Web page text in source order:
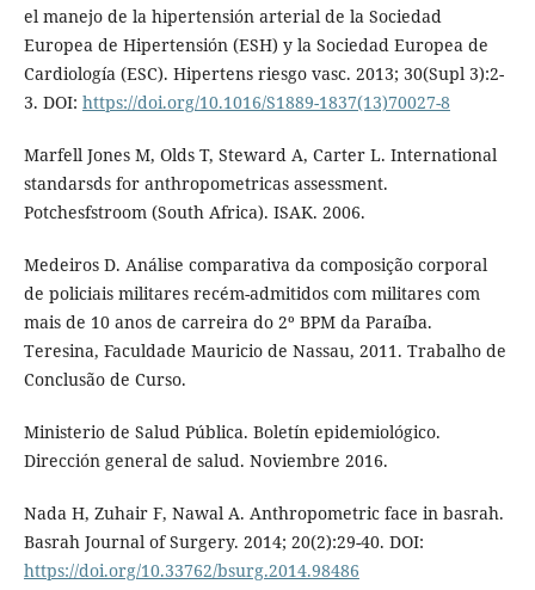
el manejo de la hipertensión arterial de la Sociedad
Europea de Hipertensión (ESH) y la Sociedad Europea de
Cardiología (ESC). Hipertens riesgo vasc. 2013; 30(Supl 3):2-
3. DOI: https://doi.org/10.1016/S1889-1837(13)70027-8
Marfell Jones M, Olds T, Steward A, Carter L. International
standarsds for anthropometricas assessment.
Potchesfstroom (South Africa). ISAK. 2006.
Medeiros D. Análise comparativa da composição corporal
de policiais militares recém-admitidos com militares com
mais de 10 anos de carreira do 2º BPM da Paraíba.
Teresina, Faculdade Mauricio de Nassau, 2011. Trabalho de
Conclusão de Curso.
Ministerio de Salud Pública. Boletín epidemiológico.
Dirección general de salud. Noviembre 2016.
Nada H, Zuhair F, Nawal A. Anthropometric face in basrah.
Basrah Journal of Surgery. 2014; 20(2):29-40. DOI:
https://doi.org/10.33762/bsurg.2014.98486